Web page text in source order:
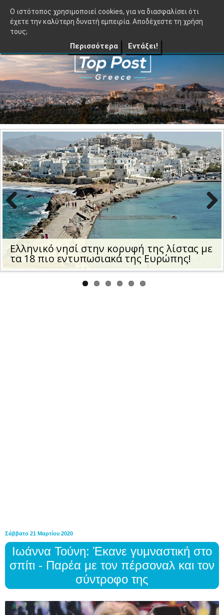
≡ TopPost.gr |
Ελληνικό νησί στην κορυφή της λίστας με
τα 18 πιο εντυπωσιακά της Ευρώπης!
Previo
us
Next
Σάββατο 21 Μαρτίου 2020
Ιωάννα Τούνη: Έκανε γυμναστική στο
σπίτι - Παρέα με τον πέρσοναλ και τον
σύντροφο της
O ιστότοπος χρησιμοποιεί cookies, για να διασφαλίσει ότι
έχετε την καλύτερη δυνατή εμπειρία. Αποδέχεστε τη χρήση
τους;
Περισσότερα Εντάξει!